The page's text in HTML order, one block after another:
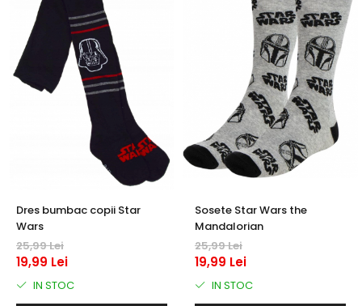
Dres bumbac copii Star
Wars
25,99 Lei
19,99 Lei
IN STOC
Sosete Star Wars the
Mandalorian
25,99 Lei
19,99 Lei
IN STOC